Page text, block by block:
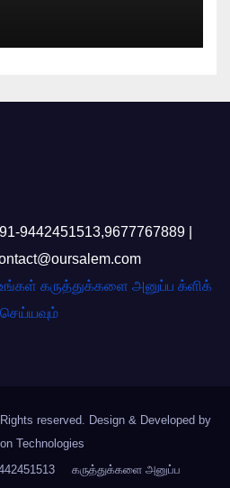
9442451513,9677767889 |
கருத்துக்களை அனுப்ப க்ளிக்
செய்யவும்
reserved. Design & Developed by
Technologies
கருத்துக்களை அனுப்ப